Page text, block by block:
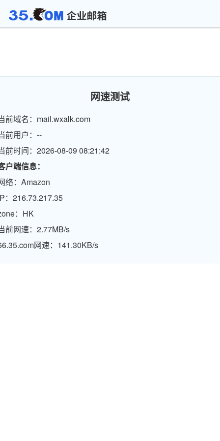
网速测试
前域名：mail.wxalk.com
前用户：--
前时间：2026-08-09 08:21:42
户端信息：
络：Amazon
：216.73.217.35
：HK
前网速：2.77MB/s
网速：141.30KB/s